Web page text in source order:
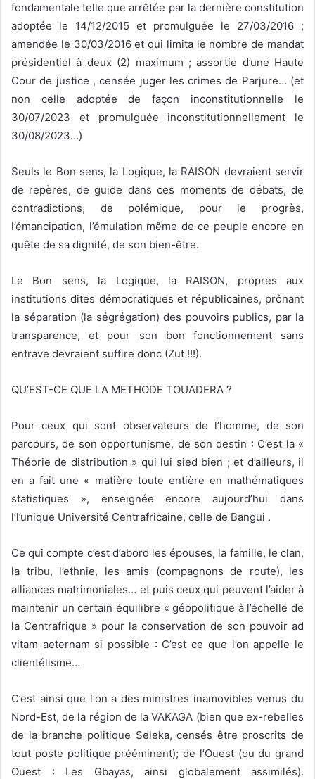
fondamentale telle que arrêtée par la dernière constitution
adoptée le 14/12/2015 et promulguée le 27/03/2016 ;
amendée le 30/03/2016 et qui limita le nombre de mandat
présidentiel à deux (2) maximum ; assortie d’une Haute
Cour de justice , censée juger les crimes de Parjure… (et
non celle adoptée de façon inconstitutionnelle le
30/07/2023 et promulguée inconstitutionnellement le
30/08/2023…)
Seuls le Bon sens, la Logique, la RAISON devraient servir
de repères, de guide dans ces moments de débats, de
contradictions, de polémique, pour le progrès,
l’émancipation, l’émulation même de ce peuple encore en
quête de sa dignité, de son bien-être.
Le Bon sens, la Logique, la RAISON, propres aux
institutions dites démocratiques et républicaines, prônant
la séparation (la ségrégation) des pouvoirs publics, par la
transparence, et pour son bon fonctionnement sans
entrave devraient suffire donc (Zut !!!).
QU’EST-CE QUE LA METHODE TOUADERA ?
Pour ceux qui sont observateurs de l’homme, de son
parcours, de son opportunisme, de son destin : C’est la «
Théorie de distribution » qui lui sied bien ; et d’ailleurs, il
en a fait une « matière toute entière en mathématiques
statistiques », enseignée encore aujourd’hui dans
l’l’unique Université Centrafricaine, celle de Bangui .
Ce qui compte c’est d’abord les épouses, la famille, le clan,
la tribu, l’ethnie, les amis (compagnons de route), les
alliances matrimoniales… et puis ceux qui peuvent l’aider à
maintenir un certain équilibre « géopolitique à l’échelle de
la Centrafrique » pour la conservation de son pouvoir ad
vitam aeternam si possible : C’est ce que l’on appelle le
clientélisme…
C’est ainsi que l‘on a des ministres inamovibles venus du
Nord-Est, de la région de la VAKAGA (bien que ex-rebelles
de la branche politique Seleka, censés être proscrits de
tout poste politique prééminent); de l’Ouest (ou du grand
Ouest : Les Gbayas, ainsi globalement assimilés).